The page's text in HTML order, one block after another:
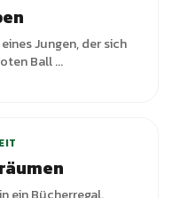
Jungen, der sich
Ball ...